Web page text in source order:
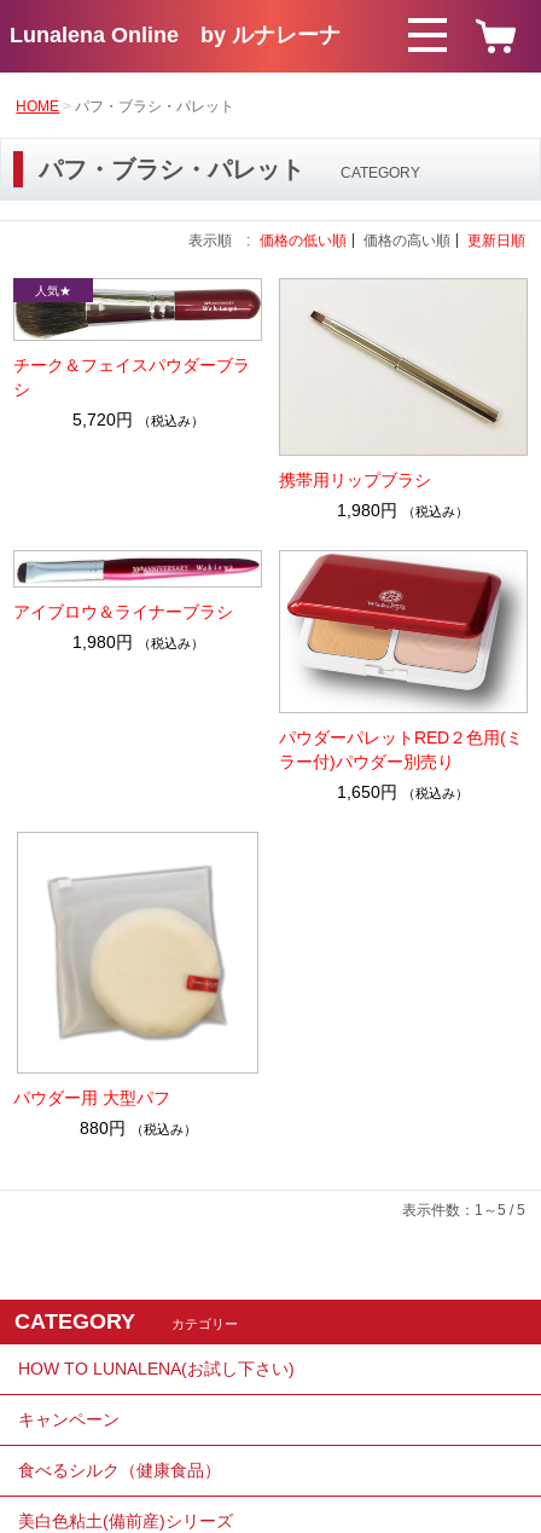
Lunalena Online by ルナレーナ
HOME パフ・ブラシ・パレット
パフ・ブラシ・パレット CATEGORY
表示順 : 価格の低い順 価格の高い順 更新日順
チーク＆フェイスパウダーブラ
シ
5,720円
（税込み）
携帯用リップブラシ
1,980円
（税込み）
アイブロウ＆ライナーブラシ
1,980円
（税込み）
パウダーパレットRED２色用(ミ
ラー付)パウダー別売り
1,650円
（税込み）
パウダー用 大型パフ
880円
（税込み）
表示件数：1～5 / 5
CATEGORY カテゴリー
HOW TO LUNALENA(お試し下さい)
キャンペーン
食べるシルク（健康食品）
美白色粘土(備前産)シリーズ